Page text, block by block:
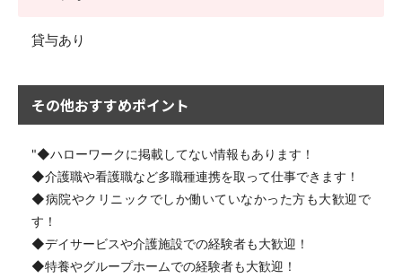
貸与あり
その他おすすめポイント
"◆ハローワークに掲載してない情報もあります！
◆介護職や看護職など多職種連携を取って仕事できます！
◆病院やクリニックでしか働いていなかった方も大歓迎で
す！
◆デイサービスや介護施設での経験者も大歓迎！
◆特養やグループホームでの経験者も大歓迎！